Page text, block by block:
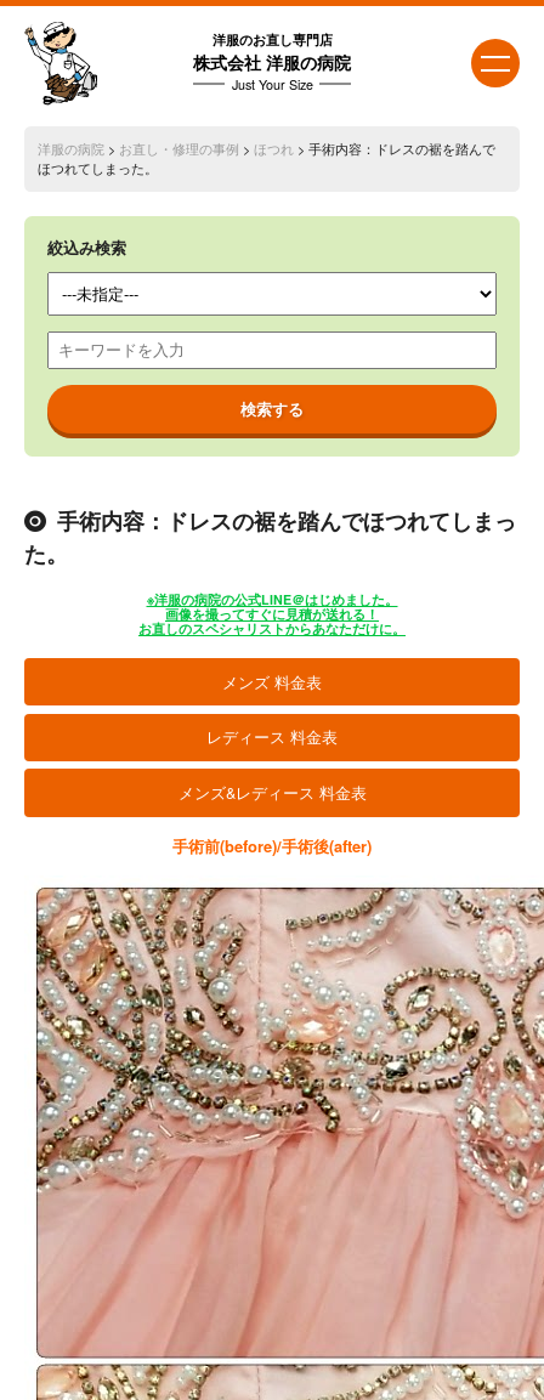
洋服のお直し専門店
株式会社 洋服の病院
Just Your Size
洋服の病院 > お直し・修理の事例 > ほつれ > 手術内容：ドレスの裾を踏んで
ほつれてしまった。
絞込み検索
手術内容：ドレスの裾を踏んでほつれてしまっ
た。
※洋服の病院の公式LINE＠はじめました。
画像を撮ってすぐに見積が送れる！
お直しのスペシャリストからあなただけに。
メンズ 料金表
レディース 料金表
メンズ&レディース 料金表
手術前(before)/手術後(after)